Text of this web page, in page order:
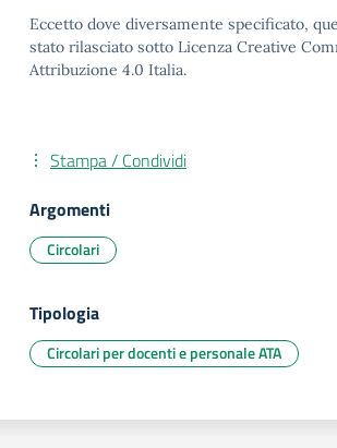
Eccetto dove diversamente specificato,
stato rilasciato sotto Licenza Creative
Attribuzione 4.0 Italia.
Stampa / Condividi
Argomenti
Circolari
Tipologia
Circolari per docenti e personale ATA